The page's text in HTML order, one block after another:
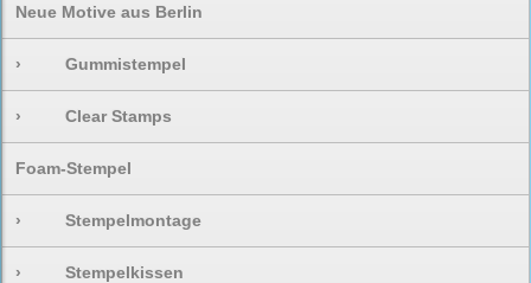
Neue Motive aus Berlin
› Gummistempel
› Clear Stamps
Foam-Stempel
› Stempelmontage
› Stempelkissen